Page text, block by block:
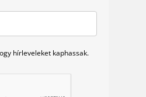
hírleveleket kaphassak.